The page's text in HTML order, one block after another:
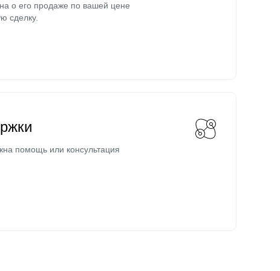
о его продаже по вашей цене
сделку.
помощь или консультация